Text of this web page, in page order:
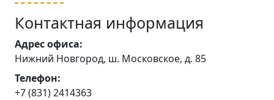
Контактная информация
Адрес офиса:
Нижний Новгород, ш. Московское, д. 85
Телефон:
+7 (831) 2414363